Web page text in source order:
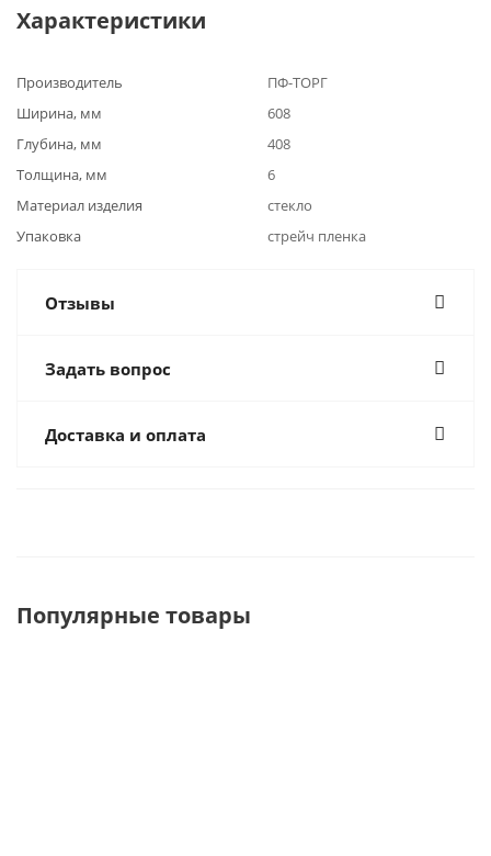
Характеристики
Производитель
ПФ-ТОРГ
Ширина, мм
608
Глубина, мм
408
Толщина, мм
6
Материал изделия
стекло
Упаковка
стрейч пленка
Отзывы
Задать вопрос
Доставка и оплата
Популярные товары